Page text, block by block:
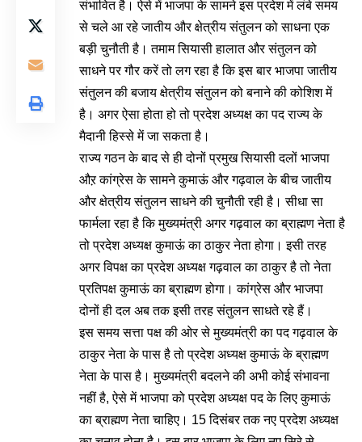
संभावित है। ऐसे में भाजपा के सामने इस प्रदेश में लंबे समय
से चले आ रहे जातीय और क्षेत्रीय संतुलन को साधना एक
बड़ी चुनौती है। तमाम सियासी हालात और संतुलन को
साधने पर गौर करें तो लग रहा है कि इस बार भाजपा जातीय
संतुलन की बजाय क्षेत्रीय संतुलन को बनाने की कोशिश में
है। अगर ऐसा होता हो तो प्रदेश अध्यक्ष का पद राज्य के
मैदानी हिस्से में जा सकता है।
राज्य गठन के बाद से ही दोनों प्रमुख सियासी दलों भाजपा
औऱ कांग्रेस के सामने कुमाऊं और गढ़वाल के बीच जातीय
और क्षेत्रीय संतुलन साधने की चुनौती रही है। सीधा सा
फार्मला रहा है कि मुख्यमंत्री अगर गढ़वाल का ब्राह्मण नेता है
तो प्रदेश अध्यक्ष कुमाऊं का ठाकुर नेता होगा। इसी तरह
अगर विपक्ष का प्रदेश अध्यक्ष गढ़वाल का ठाकुर है तो नेता
प्रतिपक्ष कुमाऊं का ब्राह्मण होगा। कांग्रेस और भाजपा
दोनों ही दल अब तक इसी तरह संतुलन साधते रहे हैं।
इस समय सत्ता पक्ष की ओर से मुख्यमंत्री का पद गढ़वाल के
ठाकुर नेता के पास है तो प्रदेश अध्यक्ष कुमाऊं के ब्राह्मण
नेता के पास है। मुख्यमंत्री बदलने की अभी कोई संभावना
नहीं है, ऐसे में भाजपा को प्रदेश अध्यक्ष पद के लिए कुमाऊं
का ब्राह्मण नेता चाहिए। 15 दिसंबर तक नए प्रदेश अध्यक्ष